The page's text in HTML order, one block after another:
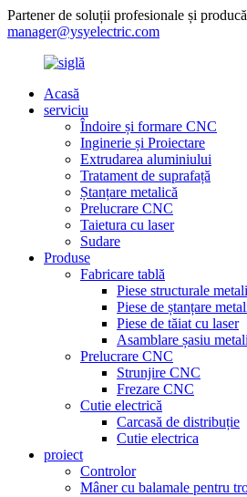
Partener de soluții profesionale și
manager@ysyelectric.com
Acasă
serviciu
Îndoire și formare CNC
Inginerie și Proiectare
Extrudarea aluminiului
Tratament de suprafață
Ștanțare metalică
Prelucrare CNC
Taietura cu laser
Sudare
Produse
Fabricare tablă
Piese structurale
Piese de ștanțare
Piese de tăiat cu laser
Asamblare șasiu
Prelucrare CNC
Strunjire CNC
Frezare CNC
Cutie electrică
Carcasă de distribuție
Cutie electrica
proiect
Controlor
Mâner cu balamale pentru